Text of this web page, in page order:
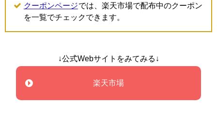
クーポンページでは、楽天市場で配布中のクーポン
を一覧でチェックできます。
↓公式Webサイトをみてみる↓
楽天市場